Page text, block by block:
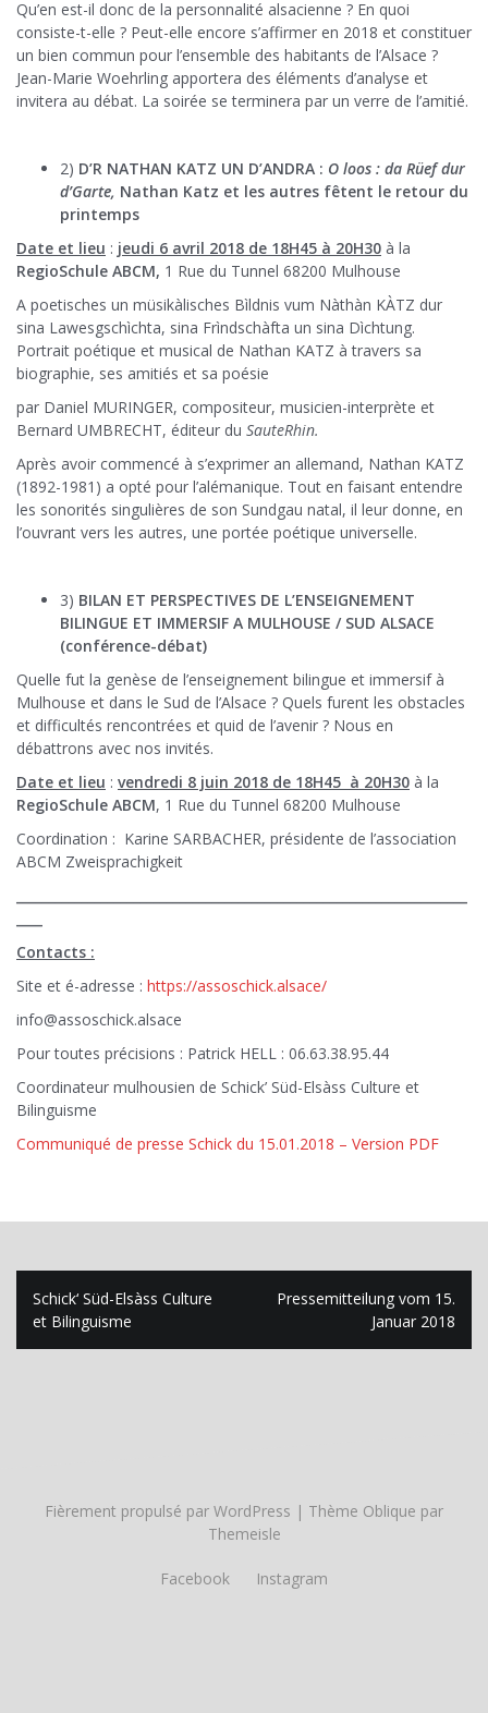
Qu’en est-il donc de la personnalité alsacienne ? En quoi
consiste-t-elle ? Peut-elle encore s’affirmer en 2018 et constituer
un bien commun pour l’ensemble des habitants de l’Alsace ?
Jean-Marie Woehrling apportera des éléments d’analyse et
invitera au débat. La soirée se terminera par un verre de l’amitié.
2) D’R NATHAN KATZ UN D’ANDRA : O loos : da Rüef dur
d’Garte, Nathan Katz et les autres fêtent le retour du
printemps
Date et lieu : jeudi 6 avril 2018 de 18H45 à 20H30 à la
RegioSchule ABCM, 1 Rue du Tunnel 68200 Mulhouse
A poetisches un müsikàlisches Bìldnis vum Nàthàn KÀTZ dur
sina Lawesgschìchta, sina Frìndschàfta un sina Dìchtung.
Portrait poétique et musical de Nathan KATZ à travers sa
biographie, ses amitiés et sa poésie
par Daniel MURINGER, compositeur, musicien-interprète et
Bernard UMBRECHT, éditeur du SauteRhin.
Après avoir commencé à s’exprimer an allemand, Nathan KATZ
(1892-1981) a opté pour l’alémanique. Tout en faisant entendre
les sonorités singulières de son Sundgau natal, il leur donne, en
l’ouvrant vers les autres, une portée poétique universelle.
3) BILAN ET PERSPECTIVES DE L’ENSEIGNEMENT
BILINGUE ET IMMERSIF A MULHOUSE / SUD ALSACE
(conférence-débat)
Quelle fut la genèse de l’enseignement bilingue et immersif à
Mulhouse et dans le Sud de l’Alsace ? Quels furent les obstacles
et difficultés rencontrées et quid de l’avenir ? Nous en
débattrons avec nos invités.
Date et lieu : vendredi 8 juin 2018 de 18H45 à 20H30 à la
RegioSchule ABCM, 1 Rue du Tunnel 68200 Mulhouse
Coordination : Karine SARBACHER, présidente de l’association
ABCM Zweisprachigkeit
Contacts :
Site et é-adresse : https://assoschick.alsace/
info@assoschick.alsace
Pour toutes précisions : Patrick HELL : 06.63.38.95.44
Coordinateur mulhousien de Schick’ Süd-Elsàss Culture et
Bilinguisme
Communiqué de presse Schick du 15.01.2018 – Version PDF
Navigation
de
l’article
Schick‘ Süd-Elsàss Culture
et Bilinguisme
Pressemitteilung vom 15.
Januar 2018
Fièrement propulsé par WordPress | Thème Oblique par
Themeisle
Facebook Instagram